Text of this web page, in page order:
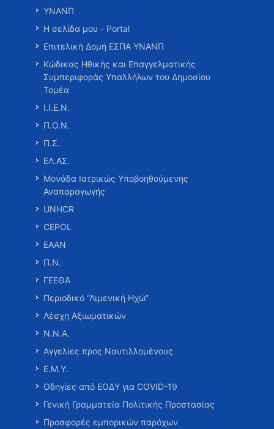
ΥΝΑΝΠ
Η σελίδα μου - Portal
Επιτελική Δομή ΕΣΠΑ ΥΝΑΝΠ
Κώδικας Ηθικής και Επαγγελματικής
Συμπεριφοράς Υπαλλήλων του Δημοσίου
Τομέα
Ι.Ι.Ε.Ν.
Π.Ο.Ν.
Π.Σ.
ΕΛ.ΑΣ.
Μονάδα Ιατρικώς Υποβοηθούμενης
Αναπαραγωγής
UNHCR
CEPOL
ΕΑΑΝ
Π.Ν.
ΓΕΕΘΑ
Περιοδικό “Λιμενική Ηχώ”
Λέσχη Αξιωματικών
Ν.Ν.Α.
Αγγελίες προς Ναυτιλλομένους
Ε.Μ.Υ.
Οδηγίες από ΕΟΔΥ για COVID-19
Γενική Γραμματεία Πολιτικής Προστασίας
Προσφορές εμπορικών παρόχων